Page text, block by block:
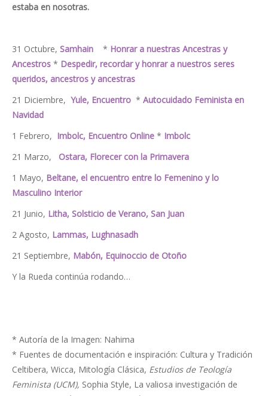
estaba en nosotras.
31 Octubre, Samhain * Honrar a nuestras Ancestras y
Ancestros * Despedir, recordar y honrar a nuestros seres
queridos, ancestros y ancestras
21 Diciembre, Yule, Encuentro * Autocuidado Feminista en
Navidad
1 Febrero, Imbolc, Encuentro Online * Imbolc
21 Marzo, Ostara, Florecer con la Primavera
1 Mayo, Beltane, el encuentro entre lo Femenino y lo
Masculino Interior
21 Junio, Litha, Solsticio de Verano, San Juan
2 Agosto, Lammas, Lughnasadh
21 Septiembre, Mabón, Equinoccio de Otoño
Y la Rueda continúa rodando…
* Autoría de la Imagen: Nahima
* Fuentes de documentación e inspiración: Cultura y Tradición
Celtibera, Wicca, Mitología Clásica, Estudios de Teología
Feminista (UCM), Sophia Style, La valiosa investigación de